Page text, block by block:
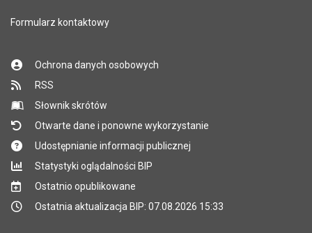
Formularz kontaktowy
Ochrona danych osobowych
RSS
Słownik skrótów
Otwarte dane i ponowne wykorzystanie
Udostępnianie informacji publicznej
Statystyki oglądalności BIP
Ostatnio opublikowane
Ostatnia aktualizacja BIP: 07.08.2026 15:33